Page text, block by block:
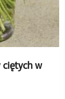
ciętych w